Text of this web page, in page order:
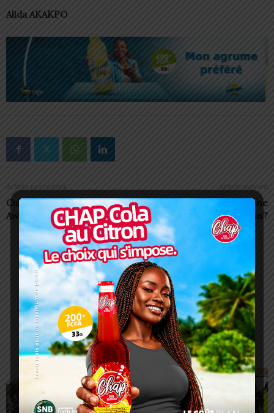
Alida AKAKPO
Article précédent
Culture: Adieu Kara Music
Awards !
Article suivant
Togo: Pourquoi la HAAC ne
suffisait plus?
Alida AKAKPO
ARTICLES CONNEXES PLUS DE L'AUTEUR